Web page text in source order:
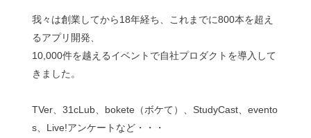
我々は創業してから18年経ち、これまでに800本を超え
るアプリ開発、
10,000件を越えるイベントで自社プロダクトを導入して
きました。
TVer、31cLub、bokete（ボケて）、StudyCast、evento
s、Live!アンケートなど・・・